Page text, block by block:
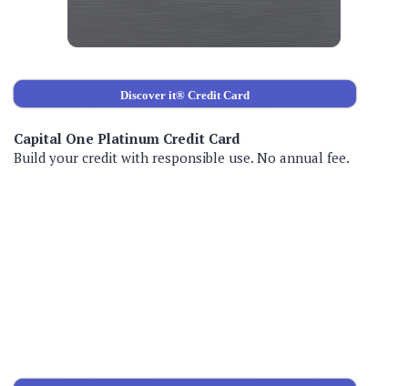
Discover it® Credit Card
Capital One Platinum Credit Card
Build your credit with responsible use. No annual fee.